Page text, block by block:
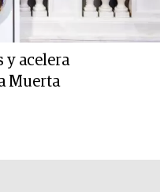
y acelera
Muerta